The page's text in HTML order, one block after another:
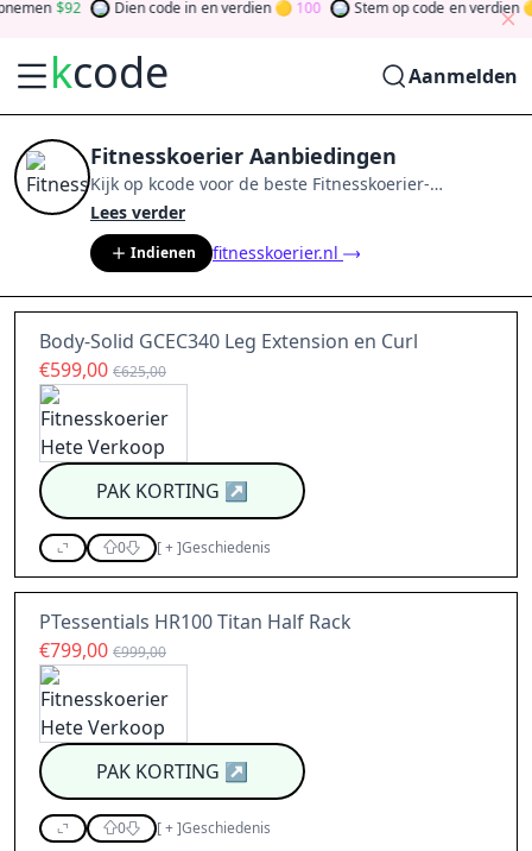
92 Dien code in en verdien 100 Stem op code en verdien
kcode Aanmelden
Fitnesskoerier Aanbiedingen
Kijk op kcode voor de beste Fitnesskoerier-
aanbiedingen van
community en verdien tokens door bij te dragen via
stemmen, testen, delen en meer. Drehen Sie den
Glücksklee und gewinnen Sie Geld
Lees verder
Indienen fitnesskoerier.nl
Body-Solid GCEC340 Leg Extension en Curl
€599,00 €625,00
PAK KORTING ↗
0 [+]Geschiedenis
PTessentials HR100 Titan Half Rack
€799,00 €999,00
PAK KORTING ↗
0 [+]Geschiedenis